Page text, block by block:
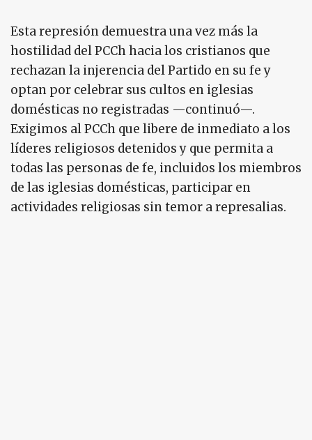
Esta represión demuestra una vez más la
hostilidad del PCCh hacia los cristianos que
rechazan la injerencia del Partido en su fe y
optan por celebrar sus cultos en iglesias
domésticas no registradas —continuó—.
Exigimos al PCCh que libere de inmediato a los
líderes religiosos detenidos y que permita a
todas las personas de fe, incluidos los miembros
de las iglesias domésticas, participar en
actividades religiosas sin temor a represalias.